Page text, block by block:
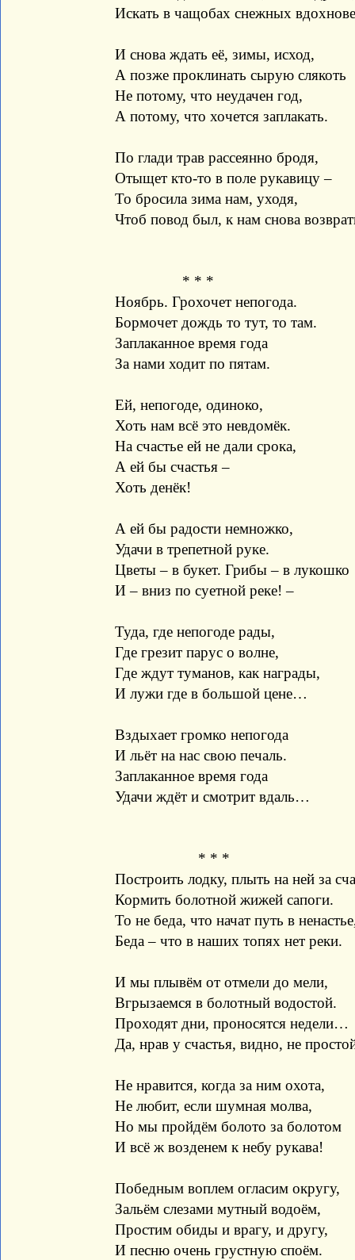
Искать в чащобах снежных
И снова ждать её, зимы, исход,
А позже проклинать сырую слякоть
Не потому, что неудачен год,
А потому, что хочется заплакать.
По глади трав рассеянно бродя,
Отыщет кто-то в поле рукавицу –
То бросила зима нам, уходя,
Чтоб повод был, к нам снова
* * *
Ноябрь. Грохочет непогода.
Бормочет дождь то тут, то там.
Заплаканное время года
За нами ходит по пятам.
Ей, непогоде, одиноко,
Хоть нам всё это невдомёк.
На счастье ей не дали срока,
А ей бы счастья –
Хоть денёк!
А ей бы радости немножко,
Удачи в трепетной руке.
Цветы – в букет. Грибы – в лукошко
И – вниз по суетной реке! –
Туда, где непогоде рады,
Где грезит парус о волне,
Где ждут туманов, как награды,
И лужи где в большой цене…
Вздыхает громко непогода
И льёт на нас свою печаль.
Заплаканное время года
Удачи ждёт и смотрит вдаль…
* * *
Построить лодку, плыть на ней за
Кормить болотной жижей сапоги.
То не беда, что начат путь в
Беда – что в наших топях нет реки.
И мы плывём от отмели до мели,
Вгрызаемся в болотный водостой.
Проходят дни, проносятся недели…
Да, нрав у счастья, видно, не
Не нравится, когда за ним охота,
Не любит, если шумная молва,
Но мы пройдём болото за болотом
И всё ж возденем к небу рукава!
Победным воплем огласим округу,
Зальём слезами мутный водоём,
Простим обиды и врагу, и другу,
И песню очень грустную споём.